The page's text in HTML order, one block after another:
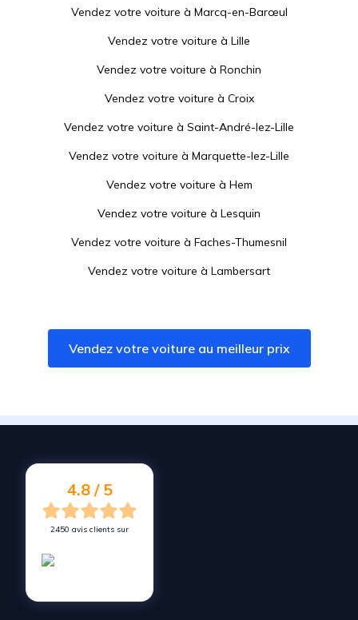
Vendez votre voiture à Marcq-en-Barœul
Vendez votre voiture à Lille
Vendez votre voiture à Ronchin
Vendez votre voiture à Croix
Vendez votre voiture à Saint-André-lez-Lille
Vendez votre voiture à Marquette-lez-Lille
Vendez votre voiture à Hem
Vendez votre voiture à Lesquin
Vendez votre voiture à Faches-Thumesnil
Vendez votre voiture à Lambersart
Vendez votre voiture àMouvaux
Vendez votre voiture àRoubaix
Vendez votre voiture à
Vendez votre voiture au meilleur prix
4.8 / 5
2450 avis clients sur